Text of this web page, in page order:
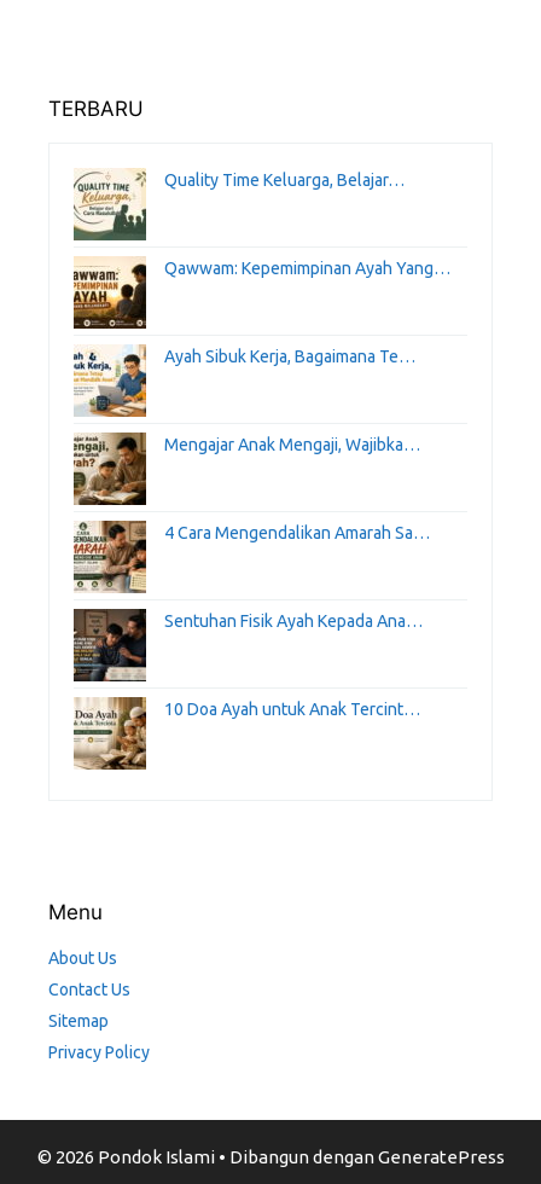
TERBARU
Quality Time Keluarga, Belajar…
Qawwam: Kepemimpinan Ayah Yang…
Ayah Sibuk Kerja, Bagaimana Te…
Mengajar Anak Mengaji, Wajibka…
4 Cara Mengendalikan Amarah Sa…
Sentuhan Fisik Ayah Kepada Ana…
10 Doa Ayah untuk Anak Tercint…
Menu
About Us
Contact Us
Sitemap
Privacy Policy
© 2026 Pondok Islami• Dibangun denganGeneratePress